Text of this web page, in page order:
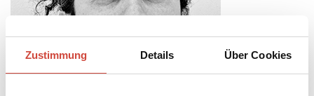
Zustimmung Details Über Cookies